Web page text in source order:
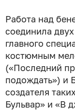
Работа над
соединила
главного
костюмным
(«Последний
подождать») и
создателя
Бульвар» и «В